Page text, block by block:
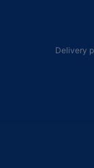
Delivery